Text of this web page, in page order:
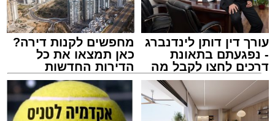
הכבישים פתוחים באשדוד
עורך דין דותן לינדנברג
- נפגעתם בתאונת
דרכים לחצו לקבל מה
שמגיע לכם
מחפשים לקנות דירה?
כאן תמצאו את כל
הדירות החדשות
למכירה באשדוד >>>